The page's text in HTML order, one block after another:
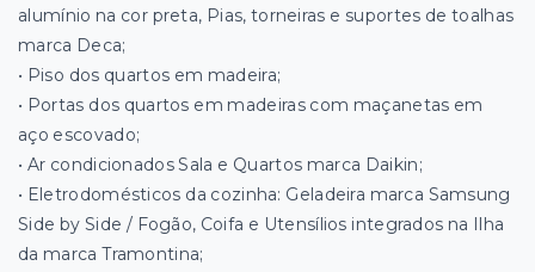
alumínio na cor preta, Pias, torneiras e suportes de toalhas
marca Deca;
• Piso dos quartos em madeira;
• Portas dos quartos em madeiras com maçanetas em
aço escovado;
• Ar condicionados Sala e Quartos marca Daikin;
• Eletrodomésticos da cozinha: Geladeira marca Samsung
Side by Side / Fogão, Coifa e Utensílios integrados na Ilha
da marca Tramontina;